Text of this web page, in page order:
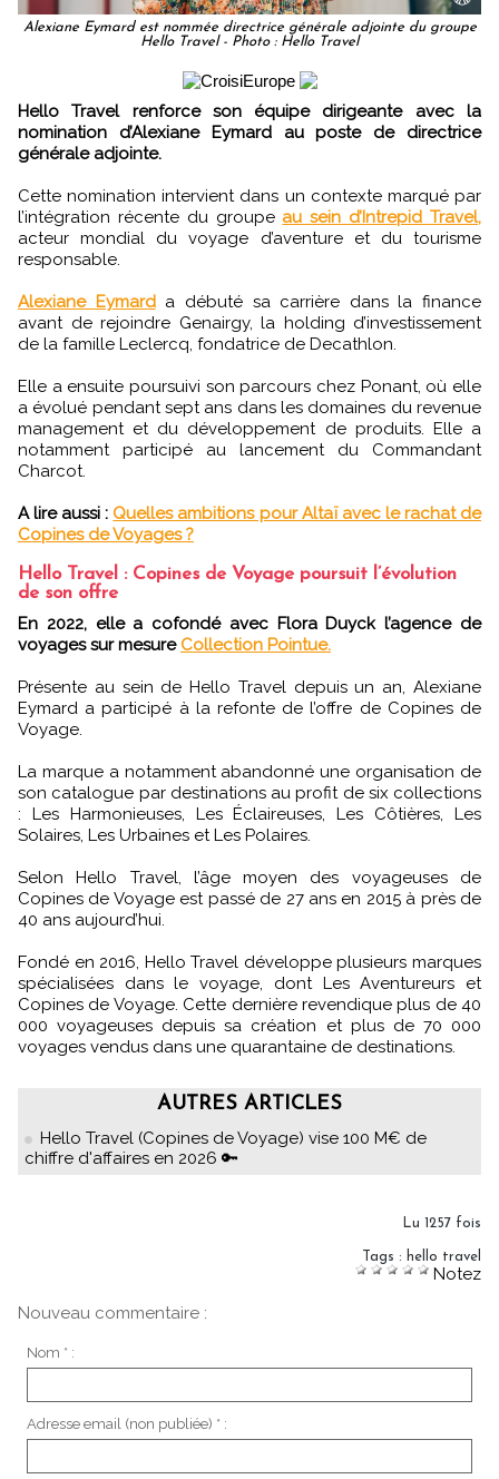
Alexiane Eymard est nommée directrice générale adjointe du groupe
Hello Travel - Photo : Hello Travel
Hello Travel renforce son équipe dirigeante avec la
nomination d’Alexiane Eymard au poste de directrice
générale adjointe.
Cette nomination intervient dans un contexte marqué par
l’intégration récente du groupe au sein d’Intrepid Travel,
acteur mondial du voyage d’aventure et du tourisme
responsable.
Alexiane Eymarda débuté sa carrière dans la finance
avant de rejoindre Genairgy, la holding d’investissement
de la famille Leclercq, fondatrice de Decathlon.
Elle a ensuite poursuivi son parcours chez Ponant, où elle
a évolué pendant sept ans dans les domaines du revenue
management et du développement de produits. Elle a
notamment participé au lancement du Commandant
Charcot.
A lire aussi : Quelles ambitions pour Altaï avec le rachat de
Copines de Voyages ?
Hello Travel : Copines de Voyage poursuit l’évolution
de son offre
En 2022, elle a cofondé avec Flora Duyck l’agence de
voyages sur mesure Collection Pointue.
Présente au sein de Hello Travel depuis un an, Alexiane
Eymard a participé à la refonte de l’offre de Copines de
Voyage.
La marque a notamment abandonné une organisation de
son catalogue par destinations au profit de six collections
: Les Harmonieuses, Les Éclaireuses, Les Côtières, Les
Solaires, Les Urbaines et Les Polaires.
Selon Hello Travel, l’âge moyen des voyageuses de
Copines de Voyage est passé de 27 ans en 2015 à près de
40 ans aujourd’hui.
Fondé en 2016, Hello Travel développe plusieurs marques
spécialisées dans le voyage, dont Les Aventureurs et
Copines de Voyage. Cette dernière revendique plus de 40
000 voyageuses depuis sa création et plus de 70 000
voyages vendus dans une quarantaine de destinations.
AUTRES ARTICLES
Hello Travel (Copines de Voyage) vise 100 M€ de
chiffre d'affaires en 2026 🔑
Lu 1257 fois
Tags : hello travel
Notez
Nouveau commentaire :
Nom * :
Adresse email (non publiée) * :